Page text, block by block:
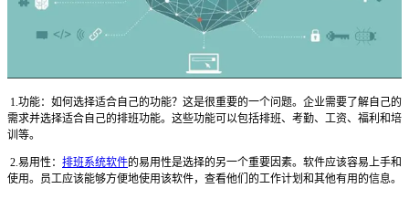
1.功能：如何选择适合自己的功能？这是很重要的一个问题。企业需要了解自己的
需求并选择适合自己的排班功能。这些功能可以包括排班、考勤、工资、福利和培
训等。
2.易用性： 排班系统软件的易用性是选择的另一个重要因素。软件应该容易上手和
使用。员工应该能够方便地使用该软件，查看他们的工作计划和其他有用的信息。